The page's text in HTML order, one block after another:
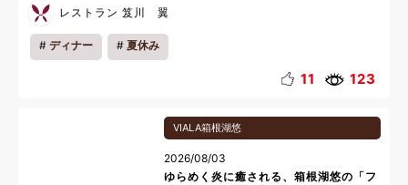
レストラン 笈川 翼
ディナー 夏休み
11 123
VIALA箱根湖悠
2026/08/03
ゆらめく炎に癒される、箱根湖悠の「フ